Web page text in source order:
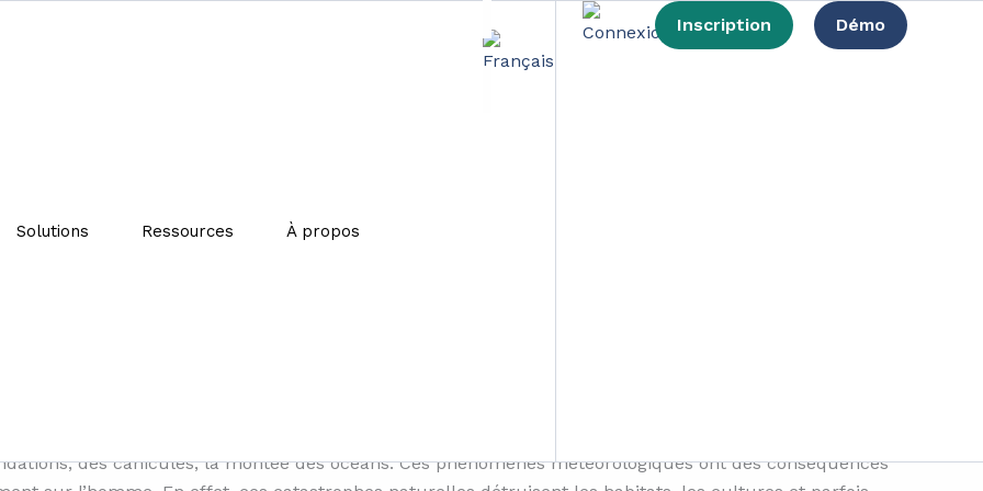
Solutions Ressources À propos
Inscription Démo
des canicules, la montée des océans. Ces phénomènes météorologiques ont des conséquences